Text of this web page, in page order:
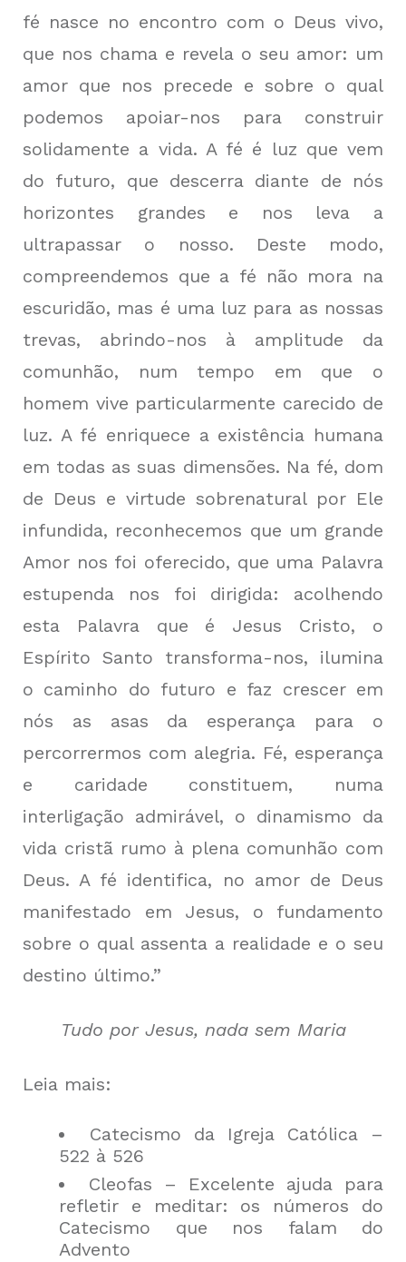
fé nasce no encontro com o Deus vivo,
que nos chama e revela o seu amor: um
amor que nos precede e sobre o qual
podemos apoiar-nos para construir
solidamente a vida. A fé é luz que vem
do futuro, que descerra diante de nós
horizontes grandes e nos leva a
ultrapassar o nosso. Deste modo,
compreendemos que a fé não mora na
escuridão, mas é uma luz para as nossas
trevas, abrindo-nos à amplitude da
comunhão, num tempo em que o
homem vive particularmente carecido de
luz. A fé enriquece a existência humana
em todas as suas dimensões. Na fé, dom
de Deus e virtude sobrenatural por Ele
infundida, reconhecemos que um grande
Amor nos foi oferecido, que uma Palavra
estupenda nos foi dirigida: acolhendo
esta Palavra que é Jesus Cristo, o
Espírito Santo transforma-nos, ilumina
o caminho do futuro e faz crescer em
nós as asas da esperança para o
percorrermos com alegria. Fé, esperança
e caridade constituem, numa
interligação admirável, o dinamismo da
vida cristã rumo à plena comunhão com
Deus. A fé identifica, no amor de Deus
manifestado em Jesus, o fundamento
sobre o qual assenta a realidade e o seu
destino último.”
Tudo por Jesus, nada sem Maria
Leia mais:
Catecismo da Igreja Católica –
522 à 526
Cleofas – Excelente ajuda para
refletir e meditar: os números do
Catecismo que nos falam do
Advento